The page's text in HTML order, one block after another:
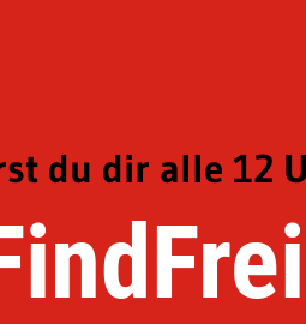
du dir alle 12